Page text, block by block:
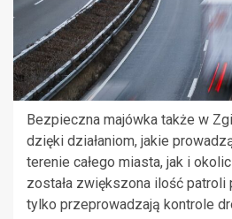
Bezpieczna majówka także w
dzięki działaniom, jakie
terenie całego miasta, jak i
została zwiększona ilość patroli
tylko przeprowadzają kontrole